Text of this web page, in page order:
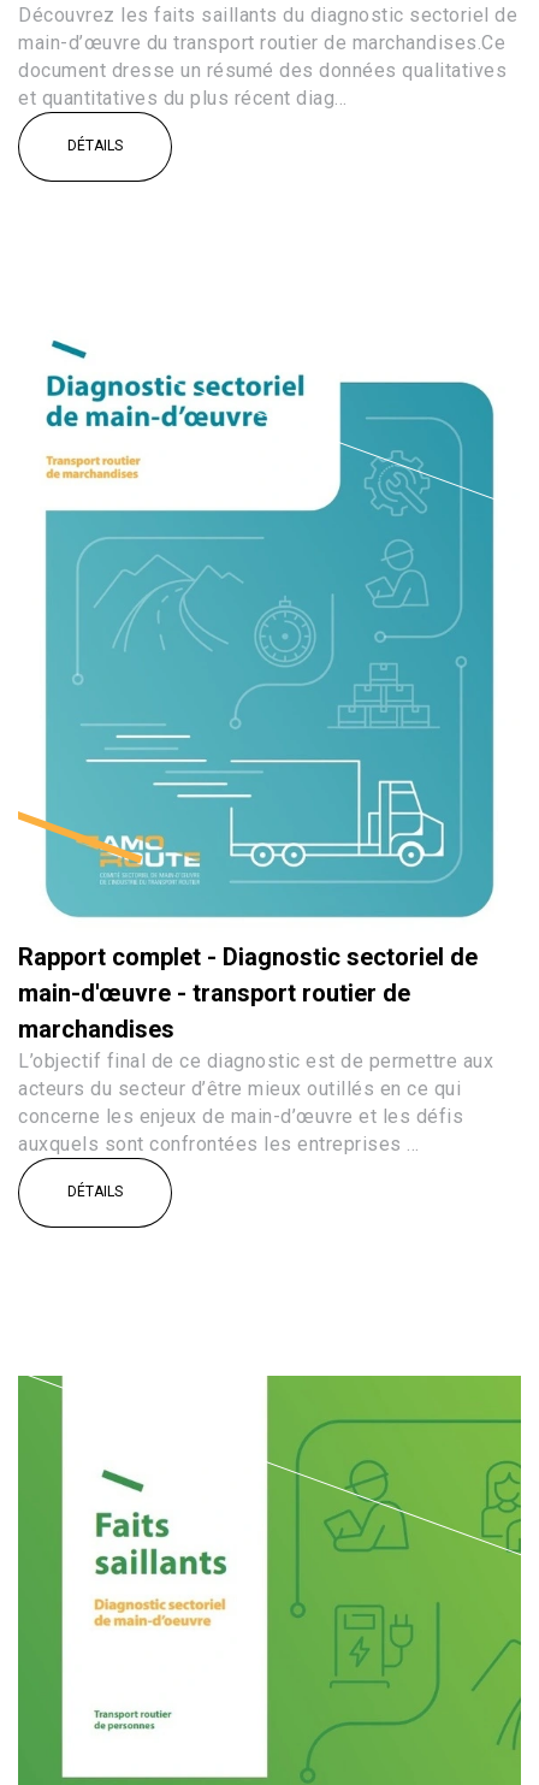
Découvrez les faits saillants du diagnostic sectoriel de
main-d’œuvre du transport routier de marchandises.Ce
document dresse un résumé des données qualitatives
et quantitatives du plus récent diag...
DÉTAILS
Rapport complet - Diagnostic sectoriel de
main-d'œuvre - transport routier de
marchandises
L’objectif final de ce diagnostic est de permettre aux
acteurs du secteur d’être mieux outillés en ce qui
concerne les enjeux de main-d’œuvre et les défis
auxquels sont confrontées les entreprises ...
DÉTAILS